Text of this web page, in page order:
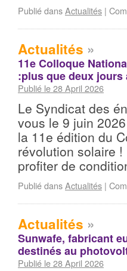
Publié dansActualités |
Actualités »
11e Colloque
:plus que deux
Publié le 28 April 2026
Le Syndicat des
vous le 9 juin
la 11e édition du
révolution solaire
profiter de
Publié dansActualités |
Actualités »
Sunwafe, fabricant
destinés au
Publié le 28 April 2026